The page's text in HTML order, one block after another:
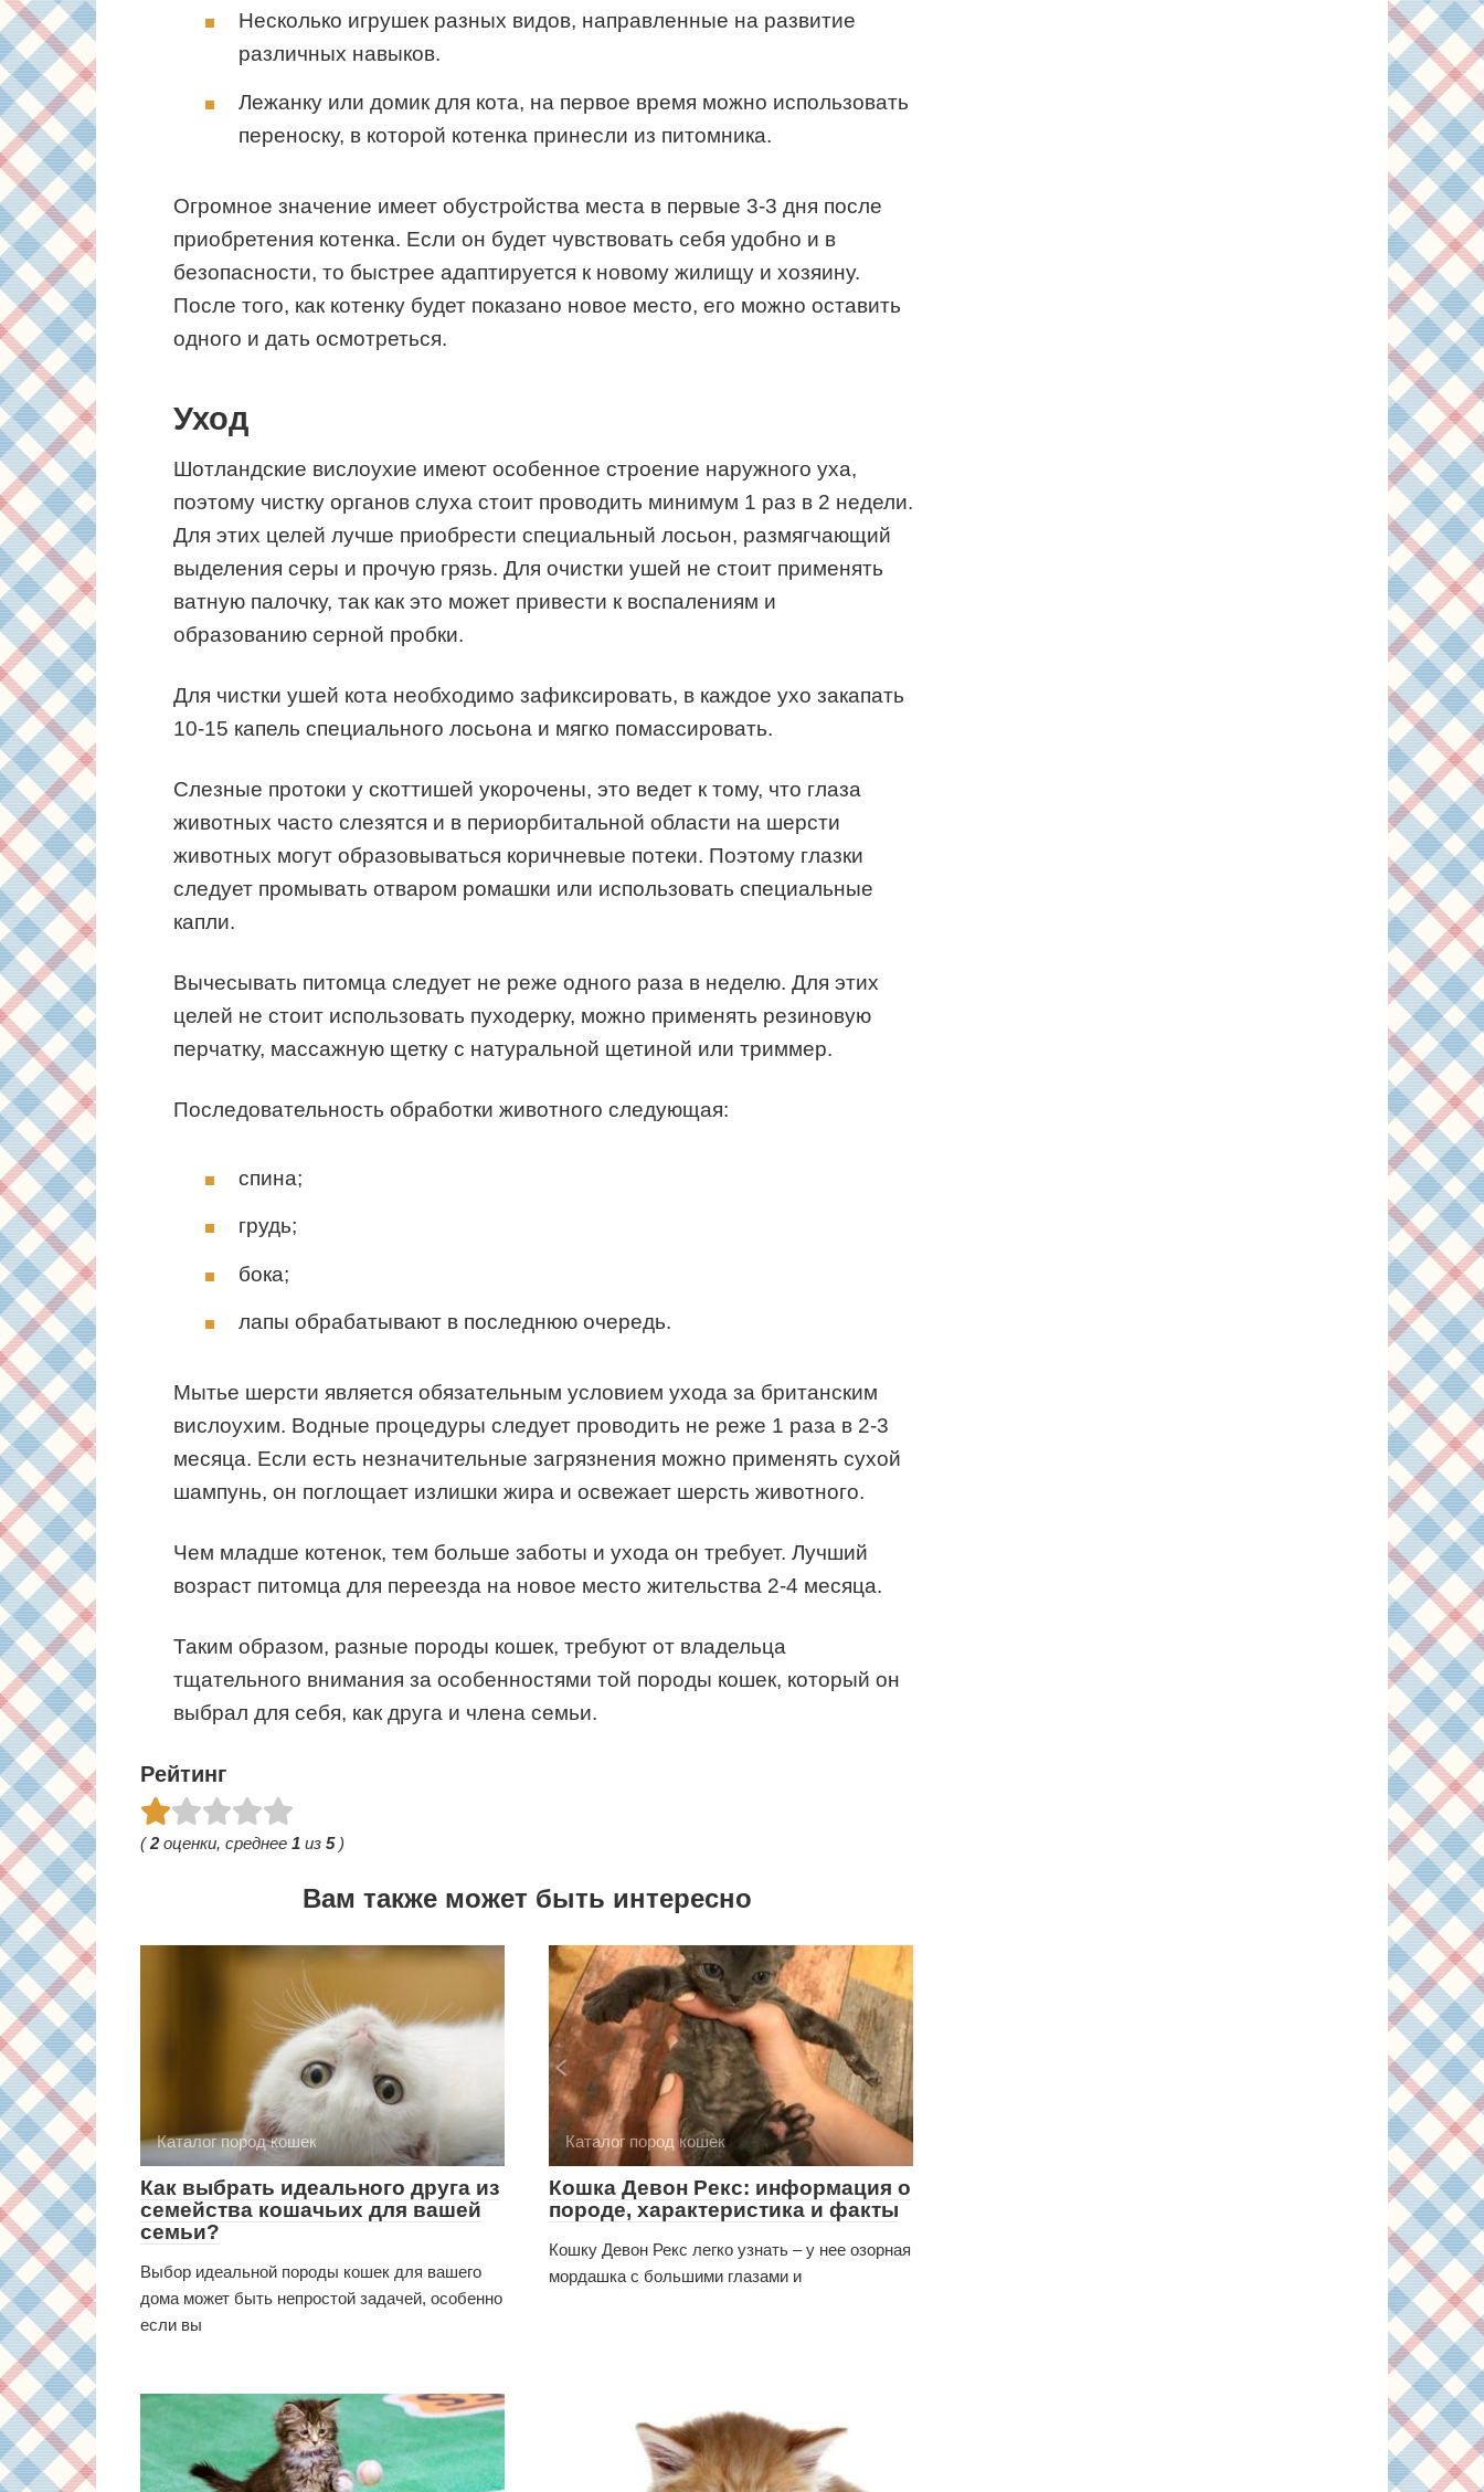
Несколько игрушек разных видов, направленные на развитие
различных навыков.
Лежанку или домик для кота, на первое время можно использовать
переноску, в которой котенка принесли из питомника.
Огромное значение имеет обустройства места в первые 3-3 дня после
приобретения котенка. Если он будет чувствовать себя удобно и в
безопасности, то быстрее адаптируется к новому жилищу и хозяину.
После того, как котенку будет показано новое место, его можно оставить
одного и дать осмотреться.
Уход
Шотландские вислоухие имеют особенное строение наружного уха,
поэтому чистку органов слуха стоит проводить минимум 1 раз в 2 недели.
Для этих целей лучше приобрести специальный лосьон, размягчающий
выделения серы и прочую грязь. Для очистки ушей не стоит применять
ватную палочку, так как это может привести к воспалениям и
образованию серной пробки.
Для чистки ушей кота необходимо зафиксировать, в каждое ухо закапать
10-15 капель специального лосьона и мягко помассировать.
Слезные протоки у скоттишей укорочены, это ведет к тому, что глаза
животных часто слезятся и в периорбитальной области на шерсти
животных могут образовываться коричневые потеки. Поэтому глазки
следует промывать отваром ромашки или использовать специальные
капли.
Вычесывать питомца следует не реже одного раза в неделю. Для этих
целей не стоит использовать пуходерку, можно применять резиновую
перчатку, массажную щетку с натуральной щетиной или триммер.
Последовательность обработки животного следующая:
спина;
грудь;
бока;
лапы обрабатывают в последнюю очередь.
Мытье шерсти является обязательным условием ухода за британским
вислоухим. Водные процедуры следует проводить не реже 1 раза в 2-3
месяца. Если есть незначительные загрязнения можно применять сухой
шампунь, он поглощает излишки жира и освежает шерсть животного.
Чем младше котенок, тем больше заботы и ухода он требует. Лучший
возраст питомца для переезда на новое место жительства 2-4 месяца.
Таким образом, разные породы кошек, требуют от владельца
тщательного внимания за особенностями той породы кошек, который он
выбрал для себя, как друга и члена семьи.
Рейтинг
(2оценки, среднее 1 из 5)
Вам также может быть интересно
Каталог пород кошек
Как выбрать идеального друга из
семейства кошачьих для вашей
семьи?
Выбор идеальной породы кошек для вашего
дома может быть непростой задачей, особенно
если вы
Каталог пород кошек
Кошка Девон Рекс: информация о
породе, характеристика и факты
Кошку Девон Рекс легко узнать – у нее озорная
мордашка с большими глазами и